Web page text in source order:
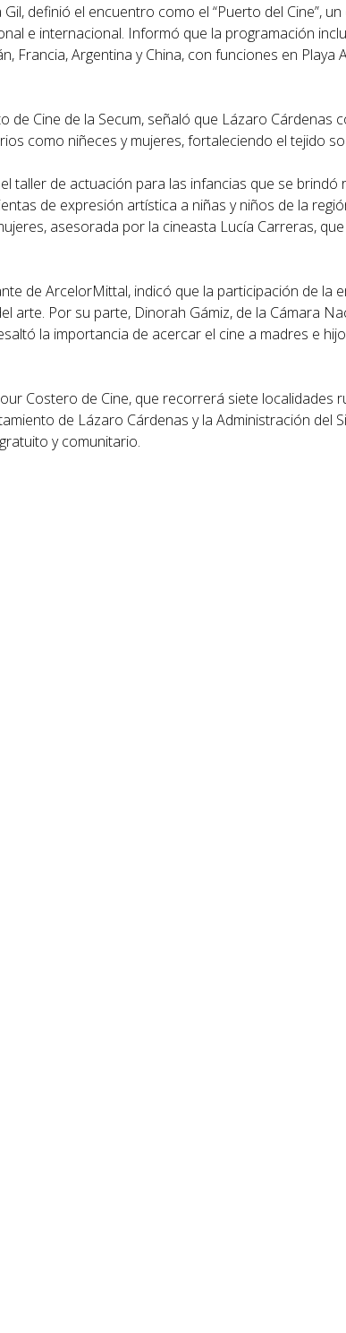
definió el encuentro como el “Puerto del Cine”,
e internacional. Informó que la programación
Francia, Argentina y China, con funciones en Playa
de Cine de la Secum, señaló que Lázaro Cárdenas
como niñeces y mujeres, fortaleciendo el tejido
taller de actuación para las infancias que se
de expresión artística a niñas y niños de la
asesorada por la cineasta Lucía Carreras,
de ArcelorMittal, indicó que la participación de la
arte. Por su parte, Dinorah Gámiz, de la Cámara
la importancia de acercar el cine a madres e
Costero de Cine, que recorrerá siete localidades
de Lázaro Cárdenas y la Administración del
y comunitario.